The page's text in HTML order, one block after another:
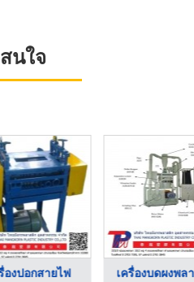
นใจ
องปอกสายไฟ
เครื่องบดผงพล